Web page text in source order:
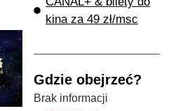
kina za 49 zł/msc
Gdzie obejrzeć?
Brak informacji